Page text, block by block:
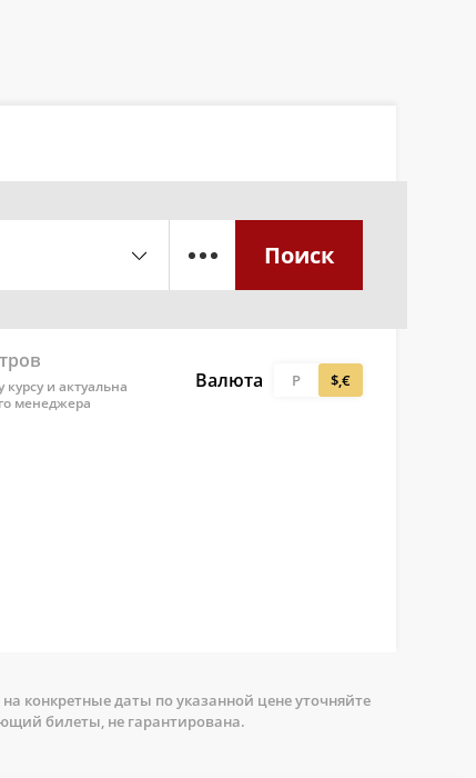
Поиск
и актуальна
менеджера
Валюта Р $,€
конкретные даты по указанной цене уточняйте
билеты, не гарантирована.